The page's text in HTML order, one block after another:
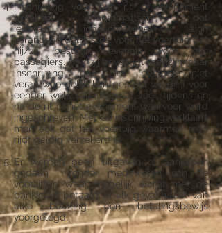
Inschrijving voor een rit of evenement
betekent automatisch dat
iedere ingeschrevene zich
verantwoordelijk stelt voor het voertuig dat
hij/zij bestuurt evenals voor zijn
passagiers. Hij / zij bevestigt met zijn/haar
inschrijving dat het bestuur niet
verantwoordelijk kan gesteld worden voor
eender welk schadegeval voor, tijdens en
na de rit of het evenement waarvoor werd
ingeschreven. Met de inschrijving verklaart
men ook dat het voertuig waarmee men
rijdt geldig verzekerd is.
Er worden geen uitgaven of aankopen
gedaan zonder medeweten van de
voorzitter. Waar mogelijk wordt met de
bankkaart betaald. In elk geval wordt van
elke betaling een betalingsbewijs
voorgelegd.